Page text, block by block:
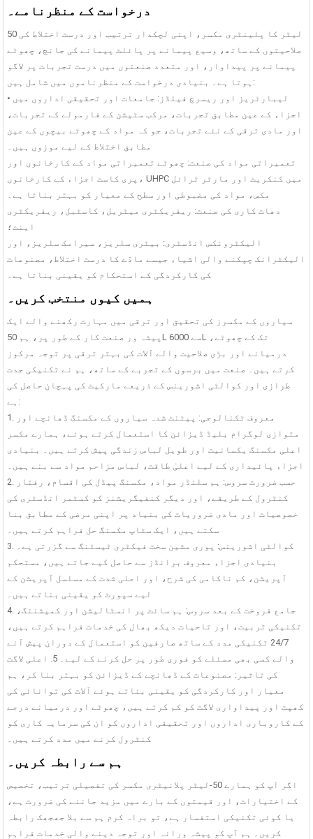
درخواست کے منظرنامے۔
50 لیٹر کا پلینٹری مکسر، اپنی لچکدار ترتیب اور درست اختلاط کی
صلاحیتوں کے ساتھ، وسیع پیمانے پر پائلٹ پیمانے کی جانچ، چھوٹے
پیمانے پر پیداوار، اور متعدد صنعتوں میں درست تجربات پر لاگو
ہوتا ہے۔ بنیادی درخواست کے منظرناموں میں شامل ہیں:
• لیبارٹریز اور ریسرچ فیلڈز: جامعات اور تحقیقی اداروں میں
اجزاء کے عین مطابق تجربات، مرکب سٹیشن کے فارمولے کے تجربات،
اور مادی ترقی کے نئے تجربات، جو کہ مواد کے چھوٹے بیچوں کے عین
مطابق اختلاط کے لیے موزوں ہیں۔
تعمیراتی مواد کی صنعت: چھوٹے تعمیراتی مواد کے کارخانوں اور
پری کاسٹ اجزاء کے کارخانوں، UHPC میں کنکریٹ اور مارٹر ٹرائل
مکس، مواد کی مضبوطی اور سطح کے معیار کو بہتر بناتا ہے۔
دھات کاری کی صنعت: ریفریکٹری میٹریل، کاسٹبل، ریفریکٹری
اینٹ؛
الیکٹرونکس انڈسٹری: بیٹری سلریز، سیرامک ​​سلریز، اور
الیکٹرانک چپکنے والی اشیاء جیسے مادّے کا درست اختلاط، مصنوعات
کی کارکردگی کے استحکام کو یقینی بناتا ہے۔
ہمیں کیوں منتخب کریں۔
سیاروں کے مکسرز کی تحقیق اور ترقی میں مہارت رکھنے والے ایک
پیشہ ور صنعت کار کے طور پر، ہم 50L سے 6000L تک کے چھوٹے،
درمیانے اور بڑی صلاحیت والے آلات کی بہتر ترقی پر توجہ مرکوز
کرتے ہیں۔ صنعت میں برسوں کے تجربے کے ساتھ، ہم نے تکنیکی جدت
طرازی اور کوالٹی اشورینس کے ذریعے مارکیٹ کی پہچان حاصل کی
ہے:
1. معروف ٹکنالوجی: پیٹنٹ شدہ سیاروں کے مکسنگ ڈھانچے اور
متوازی لوگرام بلیڈ ڈیزائن کا استعمال کرتے ہوئے، ہمارے مکسر
اعلی مکسنگ یکسانیت اور طویل لباس زندگی پیش کرتے ہیں۔ بنیادی
اجزاء پائیداری کے لیے اعلیٰ طاقت، لباس مزاحم مواد سے بنے ہیں۔
2. حسب ضرورت سروس: ہم سلنڈر مواد، مکسنگ پیڈل کی اقسام، رفتار
کنٹرول کے طریقے، اور دیگر کنفیگریشنز کو کسٹمر انڈسٹری کی
خصوصیات اور مادی ضروریات کی بنیاد پر اپنی مرضی کے مطابق بنا
سکتے ہیں، ایک سٹاپ مکسنگ حل فراہم کرتے ہیں۔
3. کوالٹی اشورینس: پوری مشین سخت فیکٹری ٹیسٹنگ سے گزرتی ہے۔
بنیادی اجزاء معروف برانڈز سے حاصل کیے جاتے ہیں، مستحکم
آپریشن، کم ناکامی کی شرح، اور اعلی شدت کے مسلسل آپریشن کے
لیے سپورٹ کو یقینی بناتے ہیں۔
4. جامع فروخت کے بعد سروس: ہم سائٹ پر انسٹالیشن اور کمیشننگ،
تکنیکی تربیت، اور تاحیات دیکھ بھال کی خدمات فراہم کرتے ہیں،
24/7 تکنیکی مدد کے ساتھ صارفین کو استعمال کے دوران پیش آنے
والے کسی بھی مسئلے کو فوری طور پر حل کرنے کے لیے۔ 5. اعلی لاگت
کی تاثیر: مصنوعات کے ڈھانچے کے ڈیزائن کو بہتر بنا کر، ہم
معیار اور کارکردگی کو یقینی بناتے ہوئے آلات کی توانائی کی
کھپت اور پیداواری لاگت کو کم کرتے ہیں، چھوٹے اور درمیانے درجے
کے کاروباری اداروں اور تحقیقی اداروں کو ان کی سرمایہ کاری کو
کنٹرول کرنے میں مدد کرتے ہیں۔
ہم سے رابطہ کریں۔
اگر آپ کو ہمارے 50-لیٹر پلانیٹری مکسر کی تفصیلی ترتیب، تخصیص
کے اختیارات، اور قیمتوں کے بارے میں مزید جاننے کی ضرورت ہے،
یا کوئی تکنیکی استفسار ہے، تو براہ کرم ہم سے بلا جھجھک رابطہ
کریں۔ ہم آپ کو پیشہ ورانہ اور توجہ دینے والی خدمات فراہم